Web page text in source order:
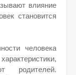
влияние
становится
человека
родителей.